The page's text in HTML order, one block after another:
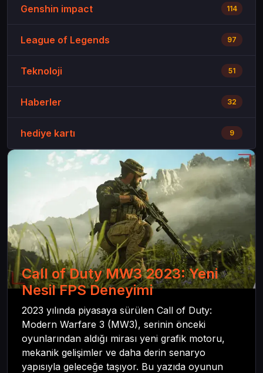
Genshin impact 114
League of Legends 97
Teknoloji 51
Haberler 32
hediye kartı 9
Call of Duty MW3 2023: Yeni
Nesil FPS Deneyimi
2023 yılında piyasaya sürülen Call of Duty:
Modern Warfare 3 (MW3), serinin önceki
oyunlarından aldığı mirası yeni grafik motoru,
mekanik gelişimler ve daha derin senaryo
yapısıyla geleceğe taşıyor. Bu yazıda oyunun